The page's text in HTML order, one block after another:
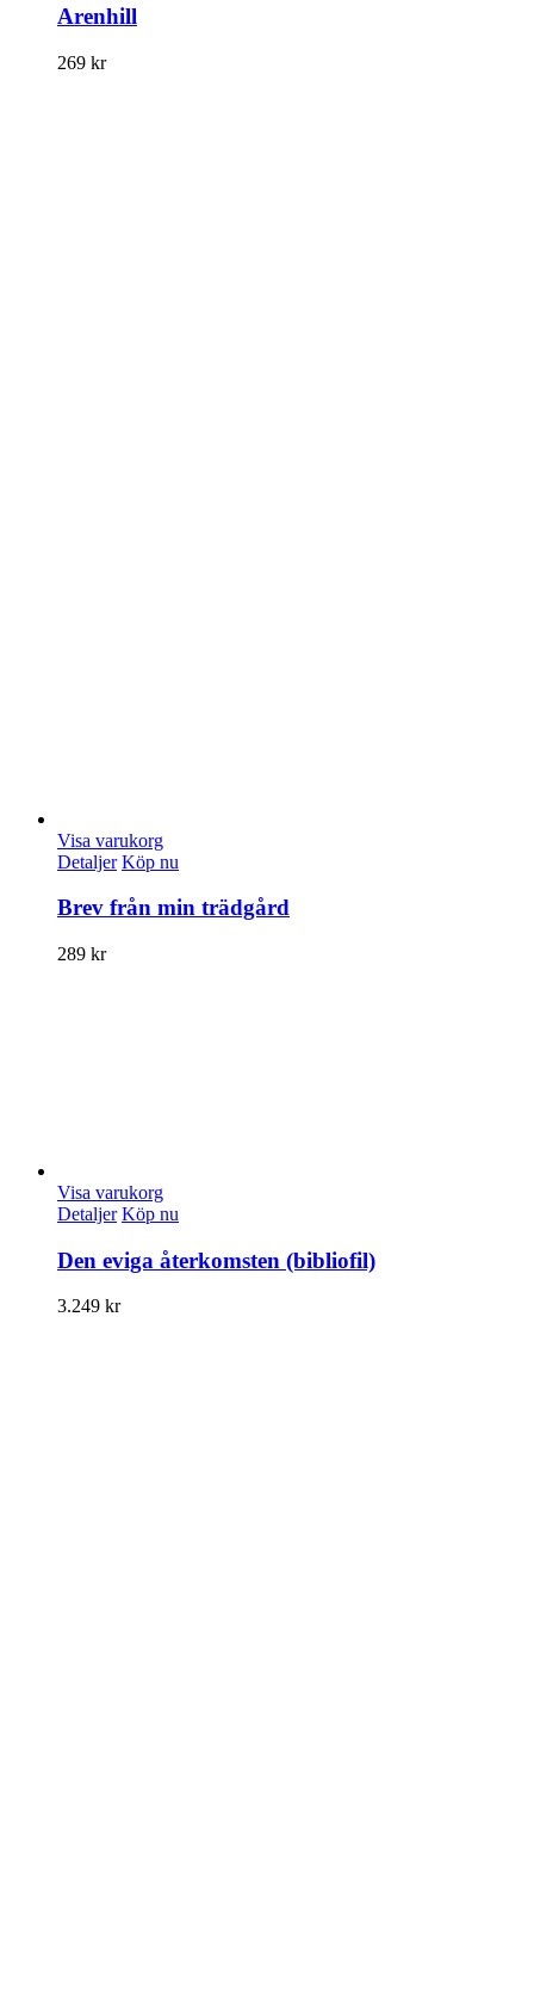
Arenhill
269 kr
Visa varukorg
Detaljer Köp nu
Brev från min trädgård
289 kr
Visa varukorg
Detaljer Köp nu
Den eviga återkomsten (bibliofil)
3.249 kr